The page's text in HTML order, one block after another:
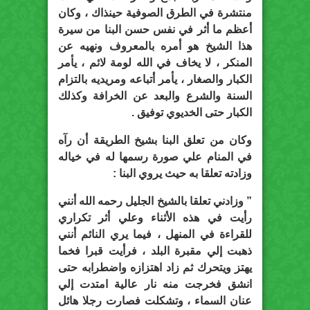
منتشرة في الطرق الصوفية حينذاك ، وكان
أعظم ما أثر في نفس حسن البنا من سيرة
هذا الشيخ هو أمره بالمعروف ونهيه عن
المنكر ، لا يخاف في الله لومة لائم ، يأمر
الكبار والصغار ، يأمر أتباعه ومريديه بالتزام
السنة والشرع والبعد عن الخرافة وكذلك
الكبار حتى الخديوي توفيق .
وكان من تعلق البنا بشيخ الطريقة أن رآه
في المنام علي صورة رسمها له في خياله
وزادته تعلقا به حيث يروي البنا :
” وزادني تعلقا بالشيخ الجليل رحمه الله أنني
رأيت في هذه الأثناء وعلي أثر تكراري
للقراءة في المنهل ، فيما يري النائم أنني
ذهبت إلي مقبرة البلد ، فرأيت قبرا فخما
يهتز ويتحرك ثم زاد اهتزازه واضطرابه حتى
انشق فخرجت منه نار عالية امتدت إلي
عنان السماء ، وتشكلت فصارت رجلا هائل